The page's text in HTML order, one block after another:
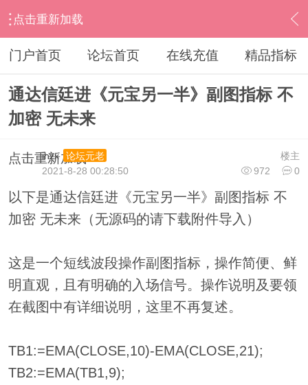
点击重新加载
› 通达信指标公式 › 指标加密破解 › 内容
门户首页 论坛首页 在线充值 精品指标
通达信廷进《元宝另一半》副图指标 不
加密 无未来
点击重新加载 楼主
ihzx
论坛元老
972
0
2021-8-28 00:28:50
以下是通达信廷进《元宝另一半》副图指标 不
加密 无未来（无源码的请下载附件导入）
这是一个短线波段操作副图指标，操作简便、鲜
明直观，且有明确的入场信号。操作说明及要领
在截图中有详细说明，这里不再复述。
TB1:=EMA(CLOSE,10)-EMA(CLOSE,21);
TB2:=EMA(TB1,9);